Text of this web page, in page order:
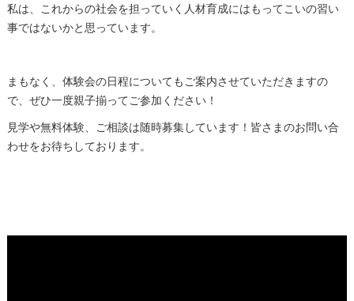
私は、これからの社会を担っていく人材育成にはもってこいの習い
事ではないかと思っています。
まもなく、体験会の日程についてもご案内させていただきますの
で、ぜひ一度親子揃ってご参加ください！
見学や無料体験、ご相談は随時募集しています！皆さまのお問い合
わせをお待ちしております。